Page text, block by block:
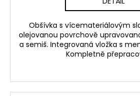
Obšívka s vícemateriálovým
olejovanou povrchově
a semiš. Integrovaná vložka s
Kompletně